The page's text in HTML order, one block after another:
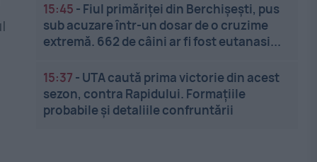
15:45 - Fiul primăriței din Berchișești, pus
sub acuzare într-un dosar de o cruzime
extremă. 662 de câini ar fi fost eutanasi...
15:37 - UTA caută prima victorie din acest
sezon, contra Rapidului. Formațiile
probabile și detaliile confruntării